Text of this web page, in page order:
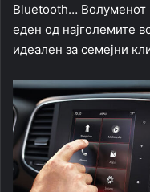
Bluetooth… Волуменот
еден од најголемите
идеален за семејни